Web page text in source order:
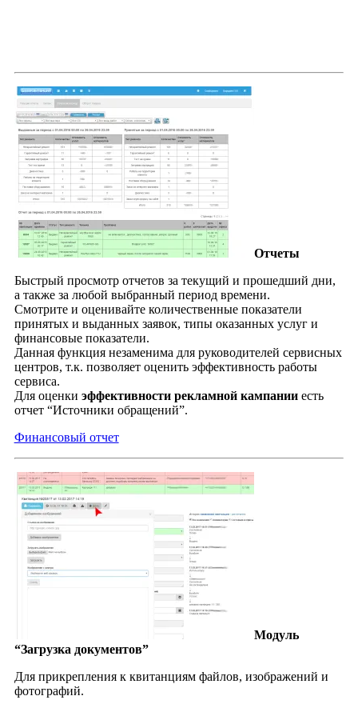
Отчеты
Быстрый просмотр отчетов за текущий и прошедший дни,
а также за любой выбранный период времени.
Смотрите и оценивайте количественные показатели
принятых и выданных заявок, типы оказанных услуг и
финансовые показатели.
Данная функция незаменима для руководителей сервисных
центров, т.к. позволяет оценить эффективность работы
сервиса.
Для оценки эффективности рекламной кампанииесть
отчет “Источники обращений”.
Финансовый отчет
Модуль
“Загрузка документов”
Для прикрепления к квитанциям файлов, изображений и
фотографий.